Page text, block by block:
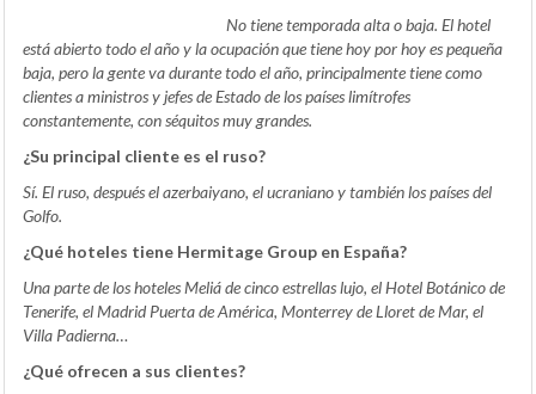
No tiene temporada alta o baja. El hotel
está abierto todo el año y la ocupación que tiene hoy por hoy es pequeña
baja, pero la gente va durante todo el año, principalmente tiene como
clientes a ministros y jefes de Estado de los países limítrofes
constantemente, con séquitos muy grandes.
¿Su principal cliente es el ruso?
Sí. El ruso, después el azerbaiyano, el ucraniano y también los países del
Golfo.
¿Qué hoteles tiene Hermitage Group en España?
Una parte de los hoteles Meliá de cinco estrellas lujo, el Hotel Botánico de
Tenerife, el Madrid Puerta de América, Monterrey de Lloret de Mar, el
Villa Padierna…
¿Qué ofrecen a sus clientes?